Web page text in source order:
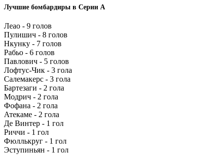
Лучшие бомбардиры в Серии А
Леао - 9 голов
Пулишич - 8 голов
Нкунку - 7 голов
Рабьо - 6 голов
Павлович - 5 голов
Лофтус-Чик - 3 гола
Салемакерс - 3 гола
Бартезаги - 2 гола
Модрич - 2 гола
Фофана - 2 гола
Атекаме - 2 гола
Де Винтер - 1 гол
Риччи - 1 гол
Фюллькруг - 1 гол
Эступиньян - 1 гол